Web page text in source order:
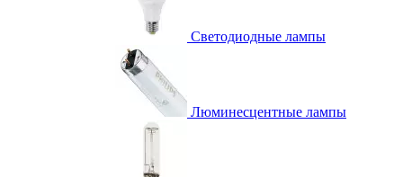
Светодиодные лампы
Люминесцентные лампы